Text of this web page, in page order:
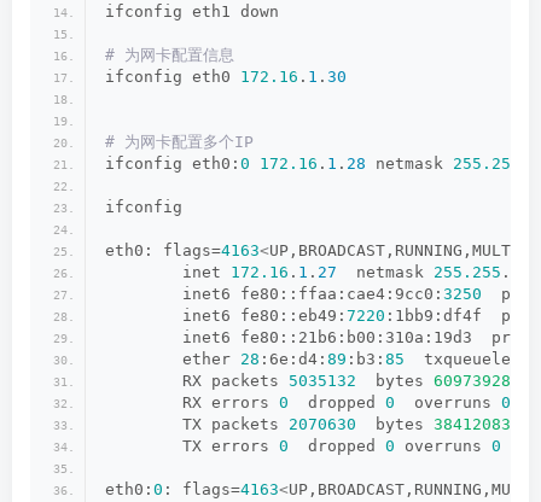
ifconfig eth1 down
# 为网卡配置信息
ifconfig eth0 172.16 . 1 . 30
# 为网卡配置多个IP
ifconfig eth0: 0 172.16 . 1 . 28 netmask 255.255
ifconfig
eth0: flags=4163<
        inet
172.16 . 1 . 27
  netmask
255.255 .
        inet6 fe80::ffaa:cae4:9cc0:
3250
        inet6 fe80::eb49:
7220 :1bb9:df4f
inet6 fe80::21b6:b00:310a:19d3
        ether
28 :6e:d4: 89 :b3: 85
  txqueuelen
        RX packets
5035132
  bytes
609739285
        RX errors
0
  dropped
0
  overruns
0
        TX packets
2070630
  bytes
384120838
        TX errors
0
  dropped
0 overruns 0
eth0: 0 : flags=4163<